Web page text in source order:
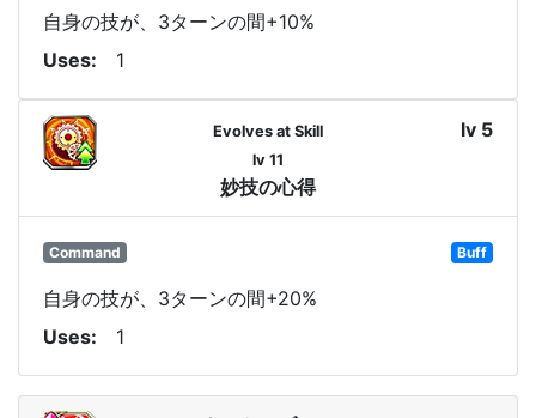
自身の技が、3ターンの間+10%
Uses
1
Evolves at Skill
lv 11
妙技の心得
lv 5
Command Buff
自身の技が、3ターンの間+20%
Uses
1